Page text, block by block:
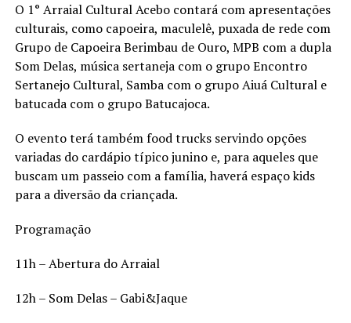
O 1° Arraial Cultural Acebo contará com apresentações
culturais, como capoeira, maculelê, puxada de rede com
Grupo de Capoeira Berimbau de Ouro, MPB com a dupla
Som Delas, música sertaneja com o grupo Encontro
Sertanejo Cultural, Samba com o grupo Aiuá Cultural e
batucada com o grupo Batucajoca.
O evento terá também food trucks servindo opções
variadas do cardápio típico junino e, para aqueles que
buscam um passeio com a família, haverá espaço kids
para a diversão da criançada.
Programação
11h – Abertura do Arraial
12h – Som Delas – Gabi&Jaque